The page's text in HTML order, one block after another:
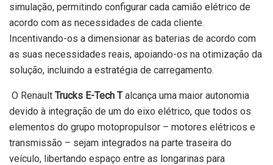
simulação, permitindo configurar cada camião elétrico de
acordo com as necessidades de cada cliente.
Incentivando-os a dimensionar as baterias de acordo com
as suas necessidades reais, apoiando-os na otimização da
solução, incluindo a estratégia de carregamento.
O Renault Trucks E-Tech Talcança uma maior autonomia
devido à integração de um do eixo elétrico, que todos os
elementos do grupo motopropulsor – motores elétricos e
transmissão – sejam integrados na parte traseira do
veículo, libertando espaço entre as longarinas para